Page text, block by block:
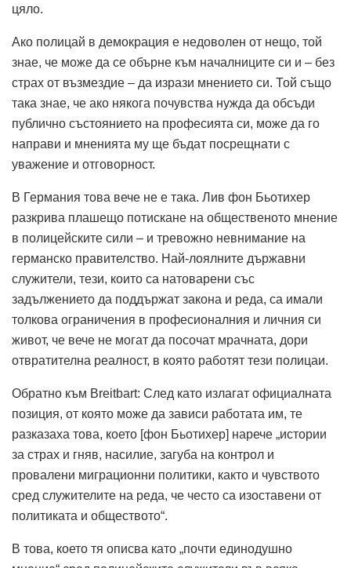
цяло.
Ако полицай в демокрация е недоволен от нещо, той
знае, че може да се обърне към началниците си и – без
страх от възмездие – да изрази мнението си. Той също
така знае, че ако някога почувства нужда да обсъди
публично състоянието на професията си, може да го
направи и мненията му ще бъдат посрещнати с
уважение и отговорност.
В Германия това вече не е така. Лив фон Бьотихер
разкрива плашещо потискане на общественото мнение
в полицейските сили – и тревожно невнимание на
германско правителство. Най-лоялните държавни
служители, тези, които са натоварени със
задължението да поддържат закона и реда, са имали
толкова ограничения в професионалния и личния си
живот, че вече не могат да посочат мрачната, дори
отвратителна реалност, в която работят тези полицаи.
Обратно към Breitbart: След като излагат официалната
позиция, от която може да зависи работата им, те
разказаха това, което [фон Бьотихер] нарече „истории
за страх и гняв, насилие, загуба на контрол и
провалени миграционни политики, както и чувството
сред служителите на реда, че често са изоставени от
политиката и обществото“.
В това, което тя описва като „почти единодушно